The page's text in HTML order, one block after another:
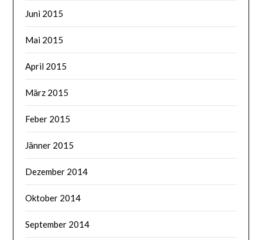
Juni 2015
Mai 2015
April 2015
März 2015
Feber 2015
Jänner 2015
Dezember 2014
Oktober 2014
September 2014